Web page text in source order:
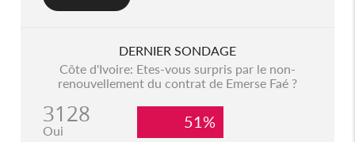
DERNIER SONDAGE
Côte d'Ivoire: Etes-vous surpris par le non-
renouvellement du contrat de Emerse Faé ?
3128
Oui 51%